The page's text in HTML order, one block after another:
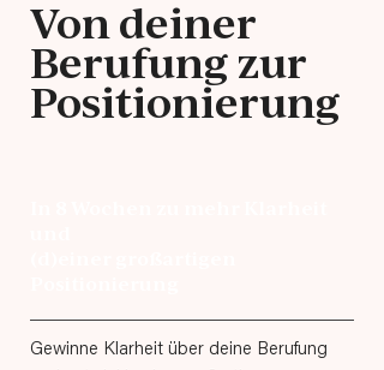
Von deiner
Berufung zur
Positionierung
Gewinne Klarheit über deine Berufung